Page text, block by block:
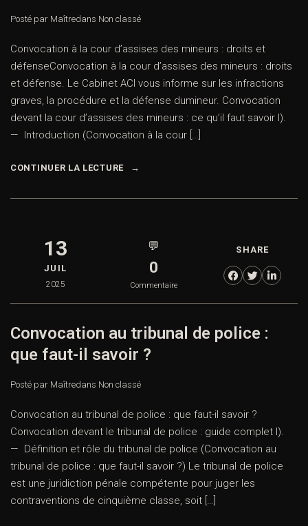
Posté par Maîtredans Non classé
Convocation à la cour d’assises des mineurs : droits et
défenseConvocation à la cour d’assises des mineurs : droits
et défense. Le Cabinet ACI vous informe sur les infractions
graves, la procédure et la défense dumineur. Convocation
devant la cour d’assises des mineurs : ce qu’il faut savoir I).
— Introduction (Convocation à la cour […]
CONTINUER LA LECTURE
13
JUIL
2025
💬
0
Commentaire
SHARE
Convocation au tribunal de police :
que faut-il savoir ?
Posté par Maîtredans Non classé
Convocation au tribunal de police : que faut-il savoir ?
Convocation devant le tribunal de police : guide complet I).
— Définition et rôle du tribunal de police (Convocation au
tribunal de police : que faut-il savoir ?) Le tribunal de police
est une juridiction pénale compétente pour juger les
contraventions de cinquième classe, soit […]